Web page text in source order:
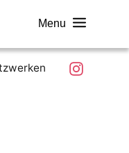
Menu
colour.education?
Instagram